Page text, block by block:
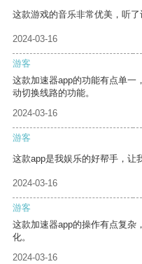
这款游戏的音乐非常优美，听了
2024-03-16
游客
这款加速器app的功能有点单一
动切换线路的功能。
2024-03-16
游客
这款app是我娱乐的好帮手，让
2024-03-16
游客
这款加速器app的操作有点复杂
化。
2024-03-16